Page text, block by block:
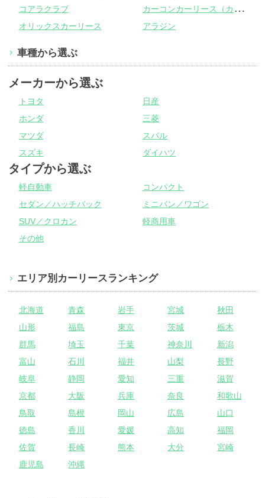
コアラクラブ
カ
ーコンカーリース（カーコンビニ倶楽部）
オリックスカーリース アラジン
車種から選ぶ
メーカーから選ぶ
トヨタ
日産
ホンダ
三菱
マツダ
スバル
スズキ
ダイハツ
タイプから選ぶ
軽自動車
コンパクト
セダン／ハッチバック
ミニバン／ワゴン
SUV／クロカン
軽商用車
その他
エリア別カーリースランキング
北海道 青森 岩手 宮城
秋田
山形
福島 東京 茨城
栃木
群馬
埼玉 千葉 神奈川
新潟
富山
石川 福井 山梨
長野
岐阜
静岡 愛知 三重
滋賀
京都
大阪 兵庫 奈良
和歌山
鳥取
島根 岡山 広島
山口
徳島
香川 愛媛 高知
福岡
佐賀
長崎 熊本 大分
宮崎
鹿児島
沖縄